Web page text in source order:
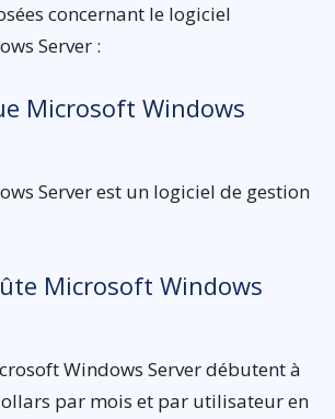
concernant le logiciel
Server :
Microsoft Windows
Server est un logiciel de gestion
Microsoft Windows
Windows Server débutent à
par mois et par utilisateur en